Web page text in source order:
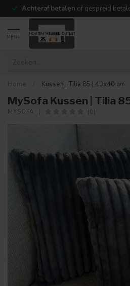
Achteraf betalen of gespreid
MENU
Home Kussen | Tilia 85 | 40x40 cm
MySofa Kussen | Tilia
MYSOFA (0)